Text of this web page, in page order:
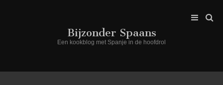
Bijzonder Spaans
Een kookblog met Spanje in de hoofdrol